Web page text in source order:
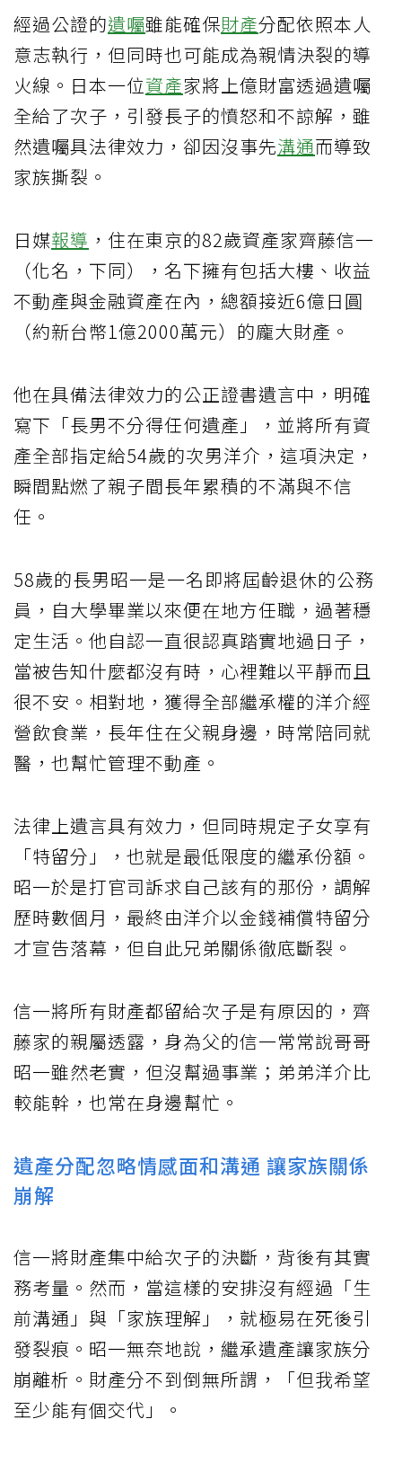
經過公證的遺囑雖能確保財產分配依照本人
意志執行，但同時也可能成為親情決裂的導
火線。日本一位資產家將上億財富透過遺囑
全給了次子，引發長子的憤怒和不諒解，雖
然遺囑具法律效力，卻因沒事先溝通而導致
家族撕裂。
日媒報導 ，住在東京的82歲資產家齊藤信一
（化名，下同），名下擁有包括大樓、收益
不動產與金融資產在內，總額接近6億日圓
（約新台幣1億2000萬元）的龐大財產。
他在具備法律效力的公正證書遺言中，明確
寫下「長男不分得任何遺產」，並將所有資
產全部指定給54歲的次男洋介，這項決定，
瞬間點燃了親子間長年累積的不滿與不信
任。
58歲的長男昭一是一名即將屆齡退休的公務
員，自大學畢業以來便在地方任職，過著穩
定生活。他自認一直很認真踏實地過日子，
當被告知什麼都沒有時，心裡難以平靜而且
很不安。相對地，獲得全部繼承權的洋介經
營飲食業，長年住在父親身邊，時常陪同就
醫，也幫忙管理不動產。
法律上遺言具有效力，但同時規定子女享有
「特留分」，也就是最低限度的繼承份額。
昭一於是打官司訴求自己該有的那份，調解
歷時數個月，最終由洋介以金錢補償特留分
才宣告落幕，但自此兄弟關係徹底斷裂。
信一將所有財產都留給次子是有原因的，齊
藤家的親屬透露，身為父的信一常常說哥哥
昭一雖然老實，但沒幫過事業；弟弟洋介比
較能幹，也常在身邊幫忙。
遺產分配忽略情感面和溝通 讓家族關係
崩解
信一將財產集中給次子的決斷，背後有其實
務考量。然而，當這樣的安排沒有經過「生
前溝通」與「家族理解」，就極易在死後引
發裂痕。昭一無奈地說，繼承遺產讓家族分
崩離析。財產分不到倒無所謂，「但我希望
至少能有個交代」。